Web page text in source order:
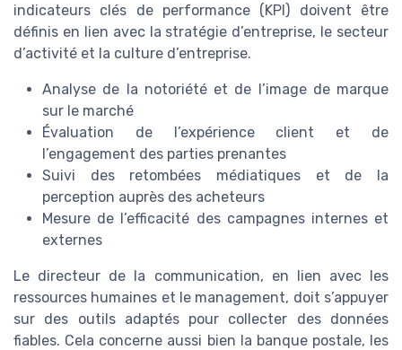
indicateurs clés de performance (KPI) doivent être
définis en lien avec la stratégie d’entreprise, le secteur
d’activité et la culture d’entreprise.
Analyse de la notoriété et de l’image de marque
sur le marché
Évaluation de l’expérience client et de
l’engagement des parties prenantes
Suivi des retombées médiatiques et de la
perception auprès des acheteurs
Mesure de l’efficacité des campagnes internes et
externes
Le directeur de la communication, en lien avec les
ressources humaines et le management, doit s’appuyer
sur des outils adaptés pour collecter des données
fiables. Cela concerne aussi bien la banque postale, les